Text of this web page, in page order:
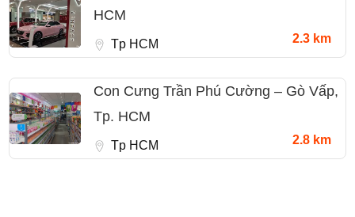
HCM
Tp HCM 2.3 km
Con Cưng Trần Phú Cường – Gò Vấp,
Tp. HCM
Tp HCM 2.8 km